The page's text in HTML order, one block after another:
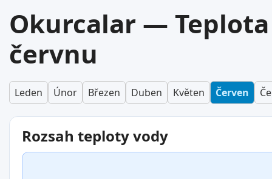
Okurcalar —
červnu
Leden Únor Březen Duben Květen Červen
Rozsah teploty vody